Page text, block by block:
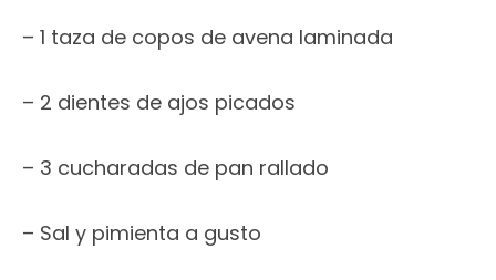
– 1 taza de copos de avena laminada
– 2 dientes de ajos picados
– 3 cucharadas de pan rallado
– Sal y pimienta a gusto